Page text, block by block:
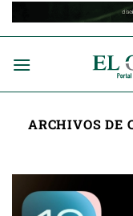
ARCHIVOS DE